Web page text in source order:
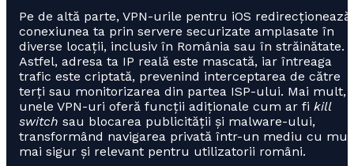
Pe de altă parte, VPN-urile pentru iOS redirecționează
conexiunea ta prin servere securizate amplasate în
diverse locații, inclusiv în România sau în străinătate.
Astfel, adresa ta IP reală este mascată, iar întreaga
trafic este criptată, prevenind interceptarea de către
terți sau monitorizarea din partea ISP-ului. Mai mult,
unele VPN-uri oferă funcții adiționale cum ar fi kill
switch sau blocarea publicității și malware-ului,
transformând navigarea privată într-un mediu cu
mai sigur și relevant pentru utilizatorii români.